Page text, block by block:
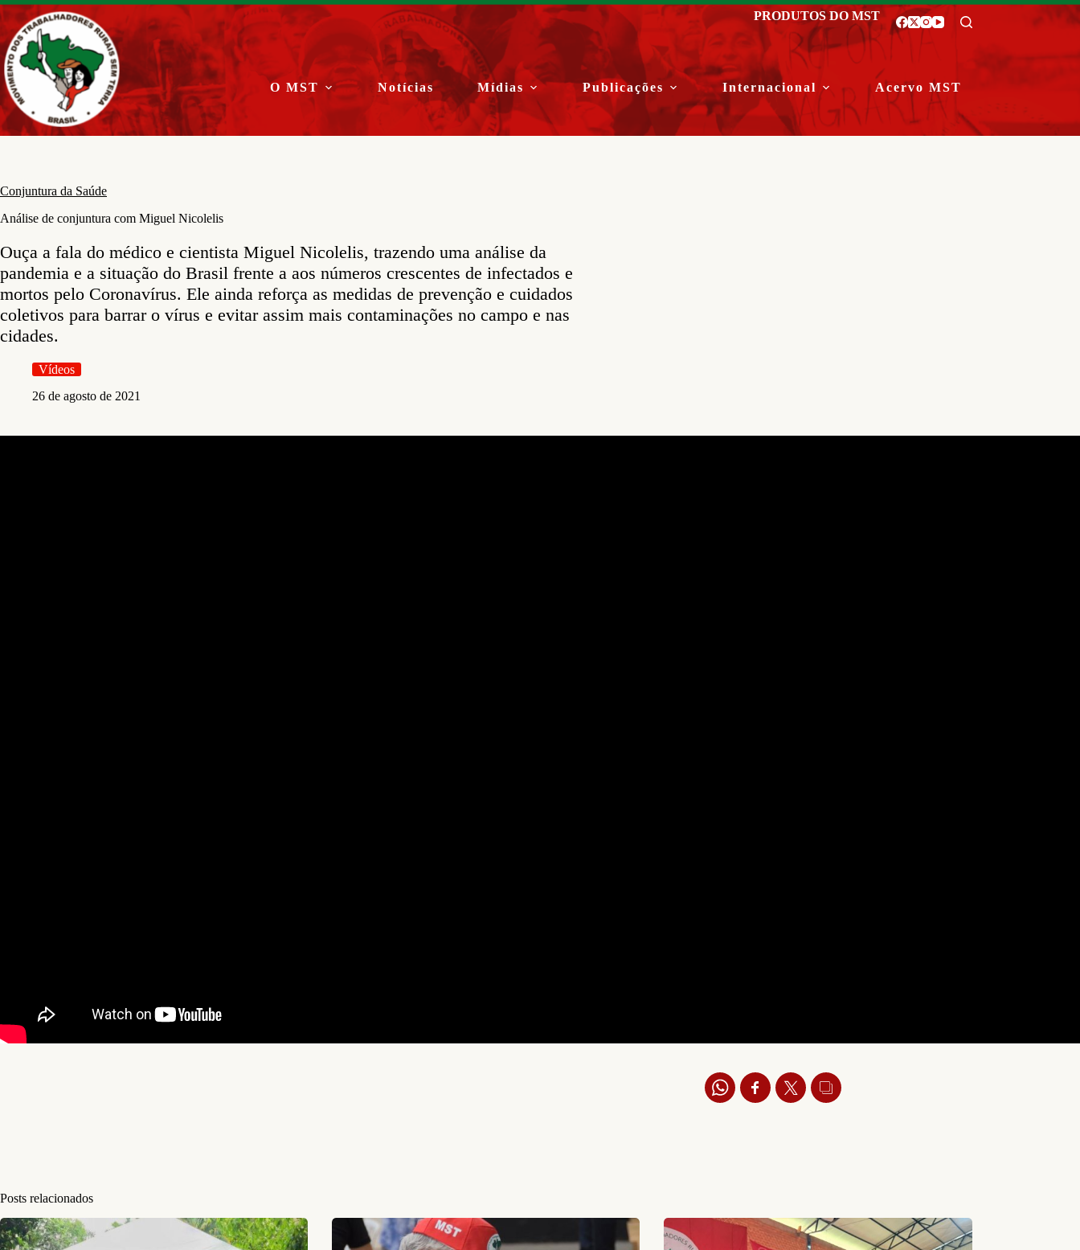
Pular
para
o
conteúdo
PRODUTOS DO MST
O MST Notícias Mídias Publicações Internacional Acervo MST
Conjuntura da Saúde
Análise de conjuntura com Miguel Nicolelis
Ouça a fala do médico e cientista Miguel Nicolelis, trazendo uma análise da
pandemia e a situação do Brasil frente a aos números crescentes de infectados e
mortos pelo Coronavírus. Ele ainda reforça as medidas de prevenção e cuidados
coletivos para barrar o vírus e evitar assim mais contaminações no campo e nas
cidades.
Vídeos
26 de agosto de 2021
Posts relacionados